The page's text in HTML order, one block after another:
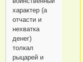
характер (а
отчасти и
нехватка
денег)
толкал
рыцарей и